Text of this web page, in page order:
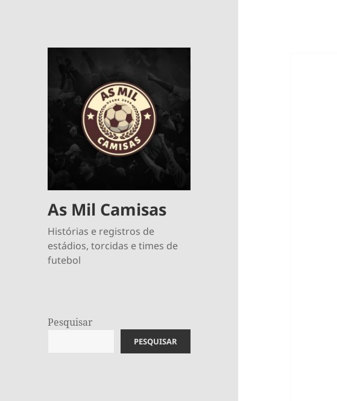
As Mil Camisas
Histórias e registros de
estádios, torcidas e times de
futebol
Pesquisar
PESQUISAR